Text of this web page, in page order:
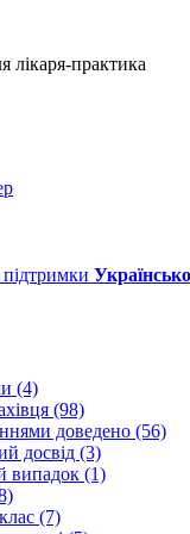
лікаря-практика
(4)
(98)
доведено (56)
досвід (3)
випадок (1)
(7)